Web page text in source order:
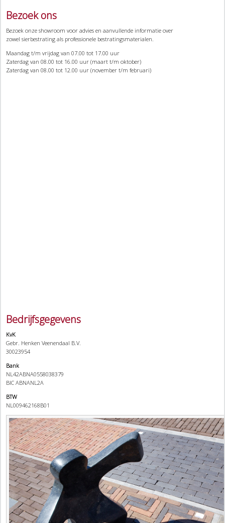
Bezoek ons
Bezoek onze showroom voor advies en aanvullende informatie over
zowel sierbestrating als professionele bestratingsmaterialen.
Maandag t/m vrijdag van 07.00 tot 17.00 uur
Zaterdag van 08.00 tot 16.00 uur (maart t/m oktober)
Zaterdag van 08.00 tot 12.00 uur (november t/m februari)
Bedrijfsgegevens
KvK
Gebr. Henken Veenendaal B.V.
30023954
Bank
NL42ABNA0558038379
BIC ABNANL2A
BTW
NL009462168B01